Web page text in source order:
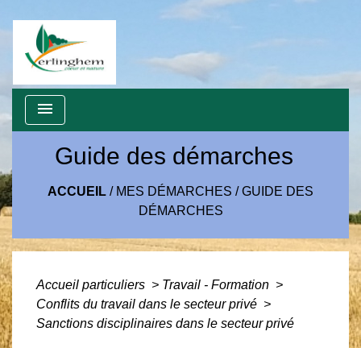
menu
Guide des démarches
ACCUEIL / MES DÉMARCHES /GUIDE DES
DÉMARCHES
Accueil particuliers > Travail - Formation >
Conflits du travail dans le secteur privé >
Sanctions disciplinaires dans le secteur privé